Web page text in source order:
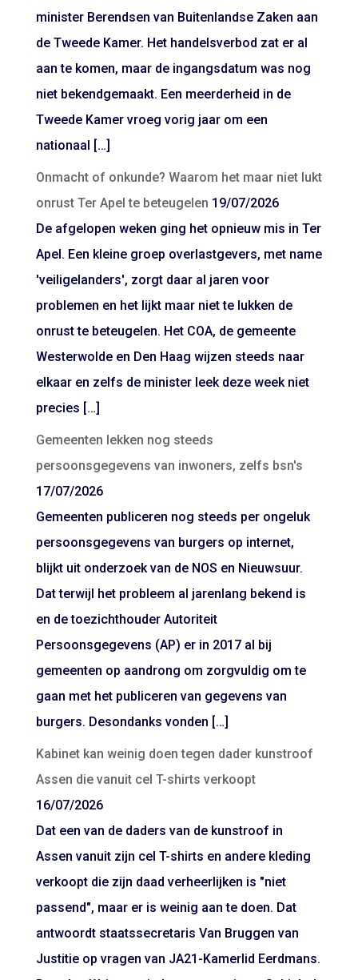
minister Berendsen van Buitenlandse Zaken aan
de Tweede Kamer. Het handelsverbod zat er al
aan te komen, maar de ingangsdatum was nog
niet bekendgemaakt. Een meerderheid in de
Tweede Kamer vroeg vorig jaar om een
nationaal […]
Onmacht of onkunde? Waarom het maar niet lukt
onrust Ter Apel te beteugelen 19/07/2026
De afgelopen weken ging het opnieuw mis in Ter
Apel. Een kleine groep overlastgevers, met name
'veiligelanders', zorgt daar al jaren voor
problemen en het lijkt maar niet te lukken de
onrust te beteugelen. Het COA, de gemeente
Westerwolde en Den Haag wijzen steeds naar
elkaar en zelfs de minister leek deze week niet
precies […]
Gemeenten lekken nog steeds
persoonsgegevens van inwoners, zelfs bsn's
17/07/2026
Gemeenten publiceren nog steeds per ongeluk
persoonsgegevens van burgers op internet,
blijkt uit onderzoek van de NOS en Nieuwsuur.
Dat terwijl het probleem al jarenlang bekend is
en de toezichthouder Autoriteit
Persoonsgegevens (AP) er in 2017 al bij
gemeenten op aandrong om zorgvuldig om te
gaan met het publiceren van gegevens van
burgers. Desondanks vonden […]
Kabinet kan weinig doen tegen dader kunstroof
Assen die vanuit cel T-shirts verkoopt
16/07/2026
Dat een van de daders van de kunstroof in
Assen vanuit zijn cel T-shirts en andere kleding
verkoopt die zijn daad verheerlijken is "niet
passend", maar er is weinig aan te doen. Dat
antwoordt staatssecretaris Van Bruggen van
Justitie op vragen van JA21-Kamerlid Eerdmans.